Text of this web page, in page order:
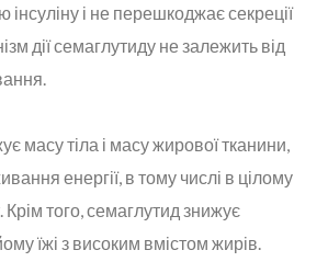
інсуліну і не перешкоджає секреції
дії семаглутиду не залежить від
масу тіла і масу жирової тканини,
енергії, в тому числі в цілому
того, семаглутид знижує
їжі з високим вмістом жирів.